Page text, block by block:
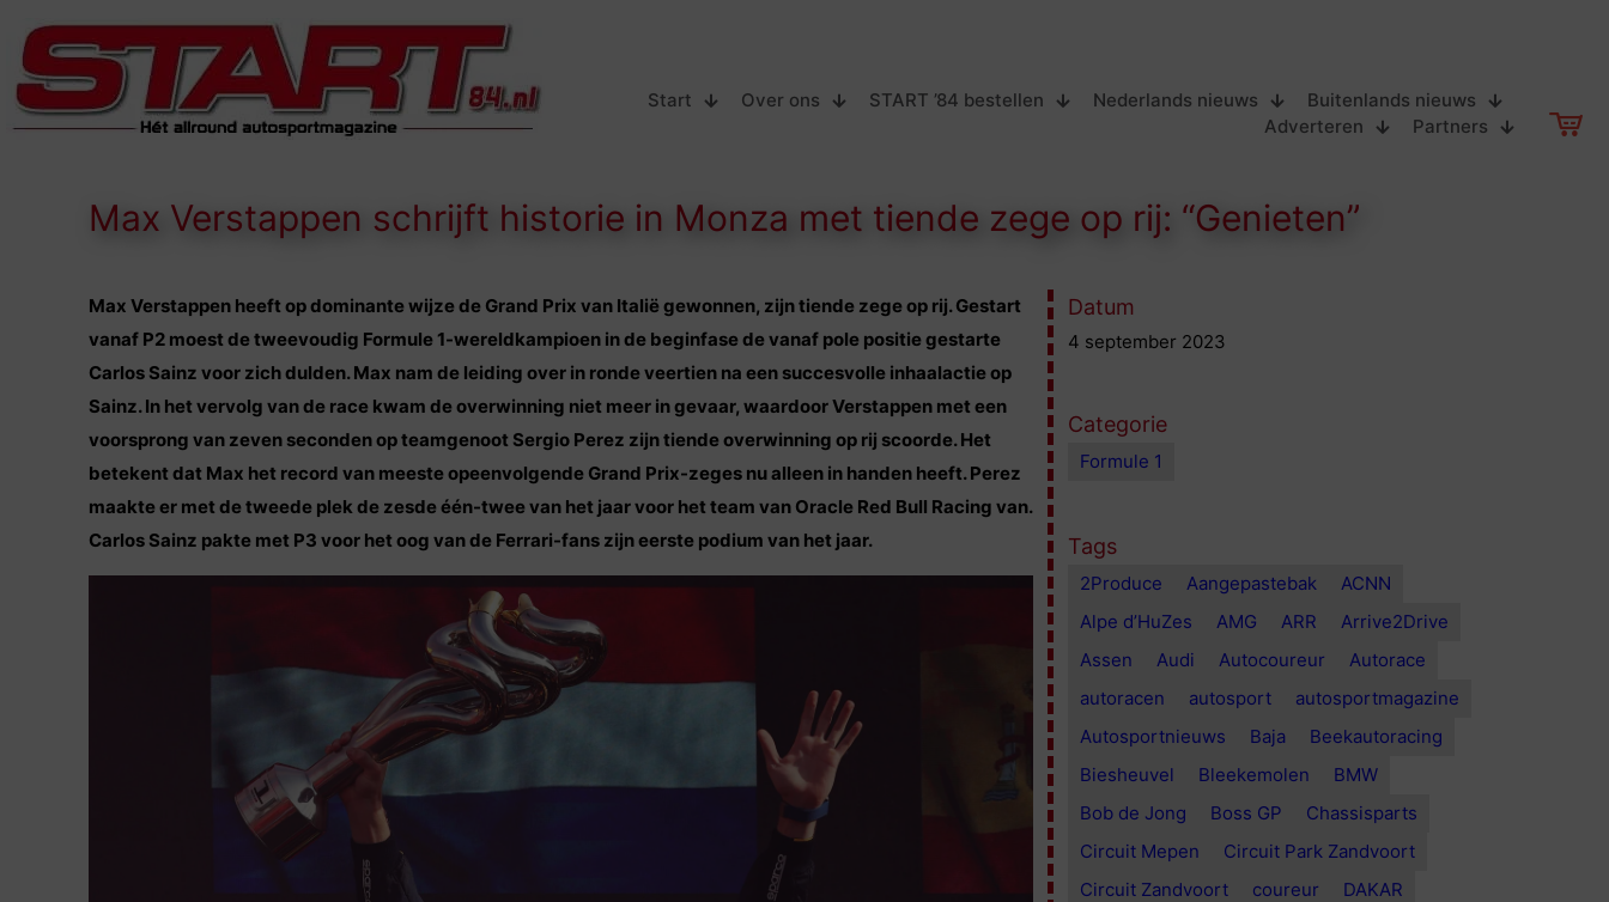
Start Over ons START ’84 bestellen Nederlands nieuws
Buitenlands nieuws
Adverteren
Partners
Max Verstappen schrijft historie in Monza met tiende zege op rij: “Genieten”
Max Verstappen heeft op dominante wijze de Grand Prix van Italië gewonnen, zijn tiende zege op rij. Gestart
vanaf P2 moest de tweevoudig Formule 1-wereldkampioen in de beginfase de vanaf pole positie gestarte
Carlos Sainz voor zich dulden. Max nam de leiding over in ronde veertien na een succesvolle inhaalactie op
Sainz. In het vervolg van de race kwam de overwinning niet meer in gevaar, waardoor Verstappen met een
voorsprong van zeven seconden op teamgenoot Sergio Perez zijn tiende overwinning op rij scoorde. Het
betekent dat Max het record van meeste opeenvolgende Grand Prix-zeges nu alleen in handen heeft. Perez
maakte er met de tweede plek de zesde één-twee van het jaar voor het team van Oracle Red Bull Racing van.
Carlos Sainz pakte met P3 voor het oog van de Ferrari-fans zijn eerste podium van het jaar.
Datum
4 september 2023
Categorie
Formule 1
Tags
2Produce Aangepastebak
ACNN
Alpe d’HuZes
AMG ARR
Arrive2Drive
Assen
Audi Autocoureur
Autorace
autoracen
autosport
autosportmagazine
Autosportnieuws
Baja
Beekautoracing
Biesheuvel
Bleekemolen
BMW
Bob de Jong
Boss GP
Chassisparts
Circuit Mepen
Circuit Park Zandvoort
Circuit Zandvoort
coureur
DAKAR